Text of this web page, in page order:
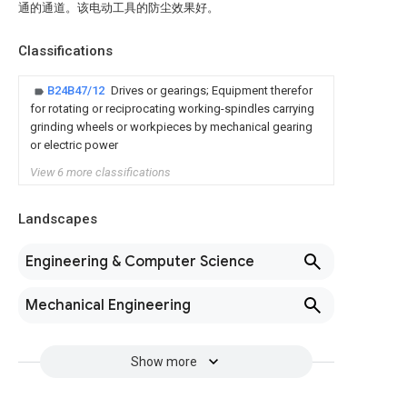
通的通道。该电动工具的防尘效果好。
Classifications
B24B47/12 Drives or gearings; Equipment therefor
for rotating or reciprocating working-spindles carrying
grinding wheels or workpieces by mechanical gearing
or electric power
View 6 more classifications
Landscapes
Engineering & Computer Science
Mechanical Engineering
Show more